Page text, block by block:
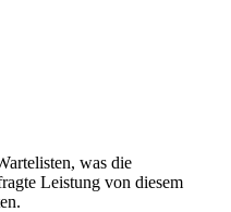
was die
Leistung von diesem